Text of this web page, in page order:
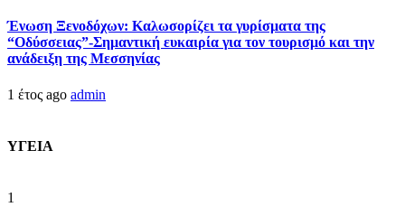
Ένωση Ξενοδόχων: Καλωσορίζει τα γυρίσματα της
“Οδύσσειας”-Σημαντική ευκαιρία για τον τουρισμό και την
ανάδειξη της Μεσσηνίας
1 έτος ago admin
ΥΓΕΙΑ
1